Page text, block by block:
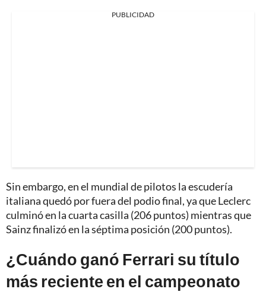
PUBLICIDAD
Sin embargo, en el mundial de pilotos la escudería
italiana quedó por fuera del podio final, ya que Leclerc
culminó en la cuarta casilla (206 puntos) mientras que
Sainz finalizó en la séptima posición (200 puntos).
¿Cuándo ganó Ferrari su título
más reciente en el campeonato